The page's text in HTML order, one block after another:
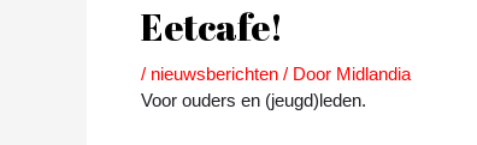
Eetcafe!
/ nieuwsberichten / Door Midlandia
Voor ouders en (jeugd)leden.